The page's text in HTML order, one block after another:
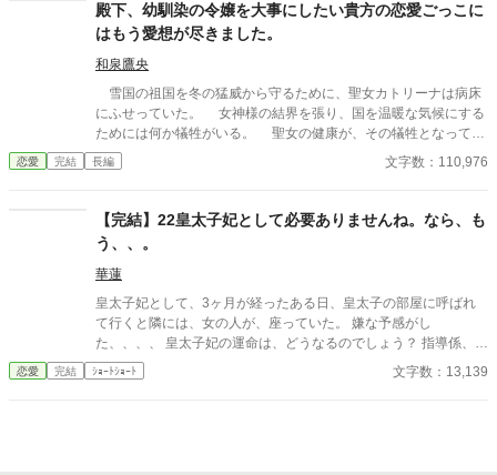
殿下、幼馴染の令嬢を大事にしたい貴方の恋愛ごっこに
はもう愛想が尽きました。
和泉鷹央
雪国の祖国を冬の猛威から守るために、聖女カトリーナは病床
にふせっていた。 女神様の結界を張り、国を温暖な気候にする
ためには何か犠牲がいる。 聖女の健康が、その犠牲となってい
た。 そんな生活をして十年近く。 カトリーナの許嫁にし
て幼馴染の王太子ルディは婚約破棄をしたいと言い出した。 そ
の幼馴染、フレンヌを王妃に迎えるために、彼らが仕組んだ計略
だった――。 他の投稿サイトでも投稿しています。
恋愛 完結 長編 文字数：110,976
【完結】22皇太子妃として必要ありませんね。なら、も
う、、。
華蓮
皇太子妃として、3ヶ月が経ったある日、皇太子の部屋に呼ばれ
て行くと隣には、女の人が、座っていた。 嫌な予感がし
た、、、、 皇太子妃の運命は、どうなるのでしょう？ 指導係、教
育係編Part1
恋愛 完結 ｼｮｰﾄｼｮｰﾄ 文字数：13,139